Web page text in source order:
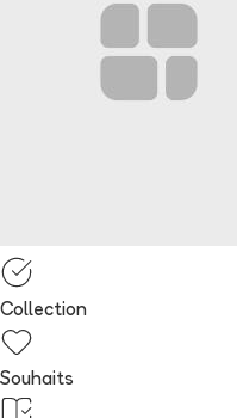
Collection
Souhaits